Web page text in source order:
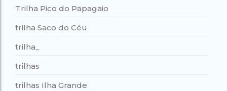
Trilha Pico do Papagaio
trilha Saco do Céu
trilha_
trilhas
trilhas Ilha Grande